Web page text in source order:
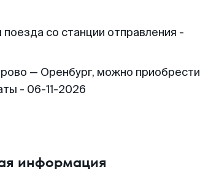
со станции отправления -
— Оренбург, можно приобрести
- 06-11-2026
информация